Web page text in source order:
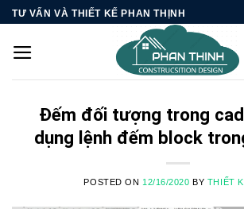
Skip
content
TƯ VẤN VÀ THIẾT KẾ PHAN THỊNH
Đếm đối tượng trong
dụng lệnh đếm block
POSTED ON 12/16/2020 BY THIẾT